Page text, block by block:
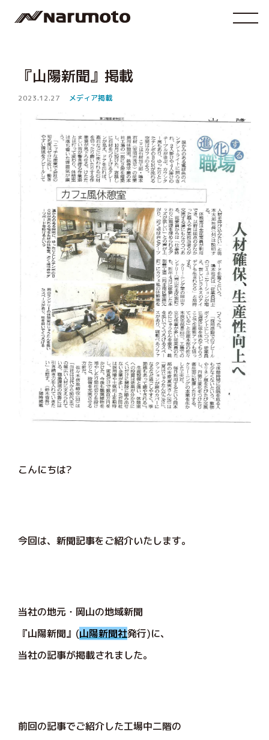
『山陽新聞』掲載
2023.12.27 メディア掲載
こんにちは?
今回は、新聞記事をご紹介いたします。
当社の地元・岡山の地域新聞
『山陽新聞』(山陽新聞社発行)に、
当社の記事が掲載されました。
前回の記事でご紹介した工場中二階の